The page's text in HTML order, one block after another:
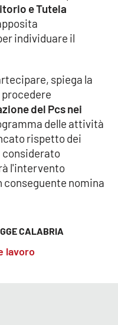
CALABRIA
lavoro
e Tutela
individuare il
spiega la
del Pcs nei
delle attività
rispetto dei
considerato
l'intervento
conseguente nomina